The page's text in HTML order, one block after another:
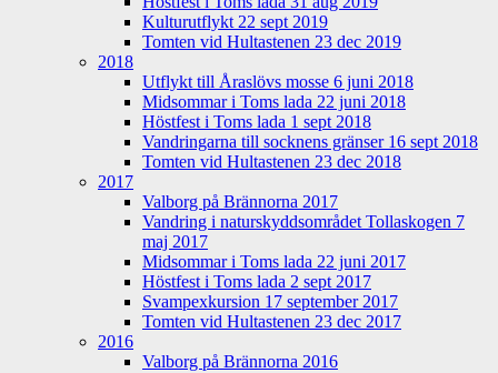
Kulturutflykt 22 sept 2019
Tomten vid Hultastenen 23 dec 2019
2018
Utflykt till Åraslövs mosse 6 juni 2018
Midsommar i Toms lada 22 juni 2018
Höstfest i Toms lada 1 sept 2018
Vandringarna till socknens gränser 16 sept 2018
Tomten vid Hultastenen 23 dec 2018
2017
Valborg på Brännorna 2017
Vandring i naturskyddsområdet Tollaskogen 7
maj 2017
Midsommar i Toms lada 22 juni 2017
Höstfest i Toms lada 2 sept 2017
Svampexkursion 17 september 2017
Tomten vid Hultastenen 23 dec 2017
2016
Valborg på Brännorna 2016